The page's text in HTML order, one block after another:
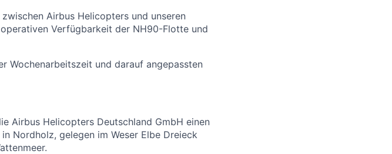
Airbus Helicopters und unseren
Verfügbarkeit der NH90-Flotte und
Wochenarbeitszeit und darauf angepassten
Airbus Helicopters Deutschland GmbH einen
Nordholz, gelegen im Weser Elbe Dreieck